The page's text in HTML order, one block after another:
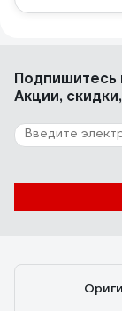
Подпишитесь
Акции,